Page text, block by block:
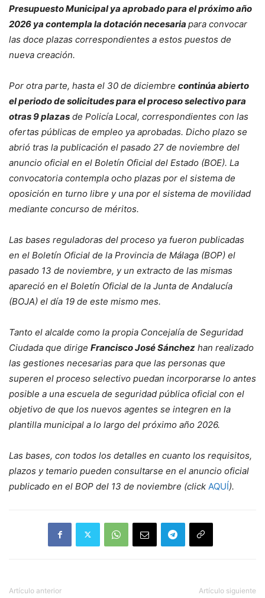
Presupuesto Municipal ya aprobado para el próximo año
2026 ya contempla la dotación necesaria para convocar
las doce plazas correspondientes a estos puestos de
nueva creación.
Por otra parte, hasta el 30 de diciembre continúa abierto
el periodo de solicitudes para el proceso selectivo para
otras 9 plazas de Policía Local, correspondientes con las
ofertas públicas de empleo ya aprobadas. Dicho plazo se
abrió tras la publicación el pasado 27 de noviembre del
anuncio oficial en el Boletín Oficial del Estado (BOE). La
convocatoria contempla ocho plazas por el sistema de
oposición en turno libre y una por el sistema de movilidad
mediante concurso de méritos.
Las bases reguladoras del proceso ya fueron publicadas
en el Boletín Oficial de la Provincia de Málaga (BOP) el
pasado 13 de noviembre, y un extracto de las mismas
apareció en el Boletín Oficial de la Junta de Andalucía
(BOJA) el día 19 de este mismo mes.
Tanto el alcalde como la propia Concejalía de Seguridad
Ciudada que dirige Francisco José Sánchez han realizado
las gestiones necesarias para que las personas que
superen el proceso selectivo puedan incorporarse lo antes
posible a una escuela de seguridad pública oficial con el
objetivo de que los nuevos agentes se integren en la
plantilla municipal a lo largo del próximo año 2026.
Las bases, con todos los detalles en cuanto los requisitos,
plazos y temario pueden consultarse en el anuncio oficial
publicado en el BOP del 13 de noviembre (click AQUÍ).
Artículo anterior Artículo siguiente